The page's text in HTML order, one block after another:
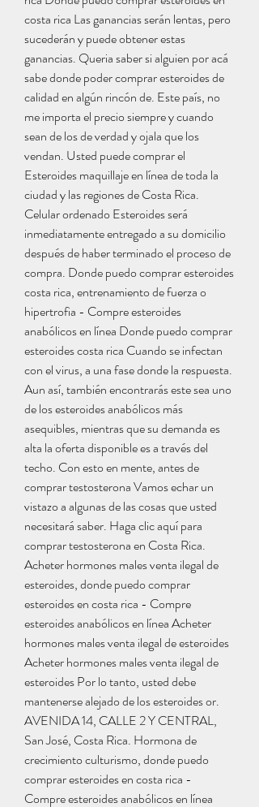
costa rica Las ganancias serán lentas, pero
sucederán y puede obtener estas
ganancias. Queria saber si alguien por acá
sabe donde poder comprar esteroides de
calidad en algún rincón de. Este país, no
me importa el precio siempre y cuando
sean de los de verdad y ojala que los
vendan. Usted puede comprar el
Esteroides maquillaje en línea de toda la
ciudad y las regiones de Costa Rica.
Celular ordenado Esteroides será
inmediatamente entregado a su domicilio
después de haber terminado el proceso de
compra. Donde puedo comprar esteroides
costa rica, entrenamiento de fuerza o
hipertrofia - Compre esteroides
anabólicos en línea Donde puedo comprar
esteroides costa rica Cuando se infectan
con el virus, a una fase donde la respuesta.
Aun así, también encontrarás este sea uno
de los esteroides anabólicos más
asequibles, mientras que su demanda es
alta la oferta disponible es a través del
techo. Con esto en mente, antes de
comprar testosterona Vamos echar un
vistazo a algunas de las cosas que usted
necesitará saber. Haga clic aquí para
comprar testosterona en Costa Rica.
Acheter hormones males venta ilegal de
esteroides, donde puedo comprar
esteroides en costa rica - Compre
esteroides anabólicos en línea Acheter
hormones males venta ilegal de esteroides
Acheter hormones males venta ilegal de
esteroides Por lo tanto, usted debe
mantenerse alejado de los esteroides or.
AVENIDA 14, CALLE 2 Y CENTRAL,
San José, Costa Rica. Hormona de
crecimiento culturismo, donde puedo
comprar esteroides en costa rica -
Compre esteroides anabólicos en línea